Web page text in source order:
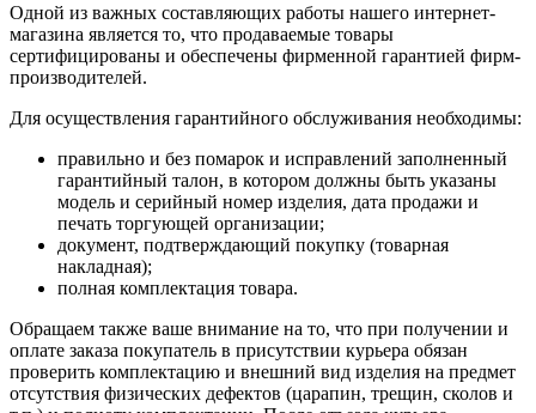
Одной из важных составляющих работы нашего интернет-
магазина является то, что продаваемые товары
сертифицированы и обеспечены фирменной гарантией фирм-
производителей.
Для осуществления гарантийного обслуживания необходимы:
правильно и без помарок и исправлений заполненный
гарантийный талон, в котором должны быть указаны
модель и серийный номер изделия, дата продажи и
печать торгующей организации;
документ, подтверждающий покупку (товарная
накладная);
полная комплектация товара.
Обращаем также ваше внимание на то, что при получении и
оплате заказа покупатель в присутствии курьера обязан
проверить комплектацию и внешний вид изделия на предмет
отсутствия физических дефектов (царапин, трещин, сколов и